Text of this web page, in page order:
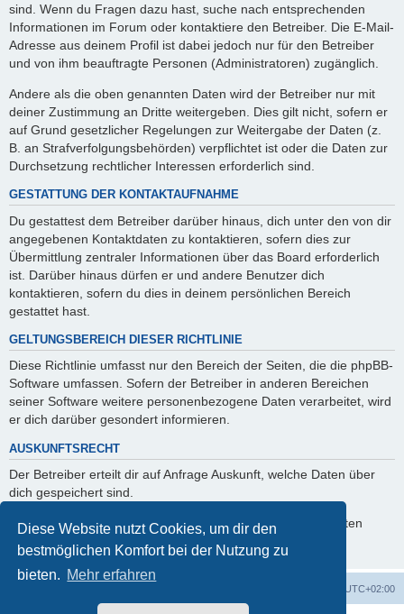
Diese Website nutzt Cookies, um dir den
bestmöglichen Komfort bei der Nutzung zu
bieten. Mehr erfahren
sind. Wenn du Fragen dazu hast, suche nach entsprechenden
Informationen im Forum oder kontaktiere den Betreiber. Die E-Mail-
Adresse aus deinem Profil ist dabei jedoch nur für den Betreiber
und von ihm beauftragte Personen (Administratoren) zugänglich.
Andere als die oben genannten Daten wird der Betreiber nur mit
deiner Zustimmung an Dritte weitergeben. Dies gilt nicht, sofern er
auf Grund gesetzlicher Regelungen zur Weitergabe der Daten (z.
B. an Strafverfolgungsbehörden) verpflichtet ist oder die Daten zur
Durchsetzung rechtlicher Interessen erforderlich sind.
GESTATTUNG DER KONTAKTAUFNAHME
Du gestattest dem Betreiber darüber hinaus, dich unter den von dir
angegebenen Kontaktdaten zu kontaktieren, sofern dies zur
Übermittlung zentraler Informationen über das Board erforderlich
ist. Darüber hinaus dürfen er und andere Benutzer dich
kontaktieren, sofern du dies in deinem persönlichen Bereich
gestattet hast.
GELTUNGSBEREICH DIESER RICHTLINIE
Diese Richtlinie umfasst nur den Bereich der Seiten, die die phpBB-
Software umfassen. Sofern der Betreiber in anderen Bereichen
seiner Software weitere personenbezogene Daten verarbeitet, wird
er dich darüber gesondert informieren.
AUSKUNFTSRECHT
Der Betreiber erteilt dir auf Anfrage Auskunft, welche Daten über
dich gespeichert sind.
Du kannst jederzeit die Löschung bzw. Sperrung deiner Daten
verlangen. Kontaktiere hierzu bitte den Betreiber.
UTC+02:00